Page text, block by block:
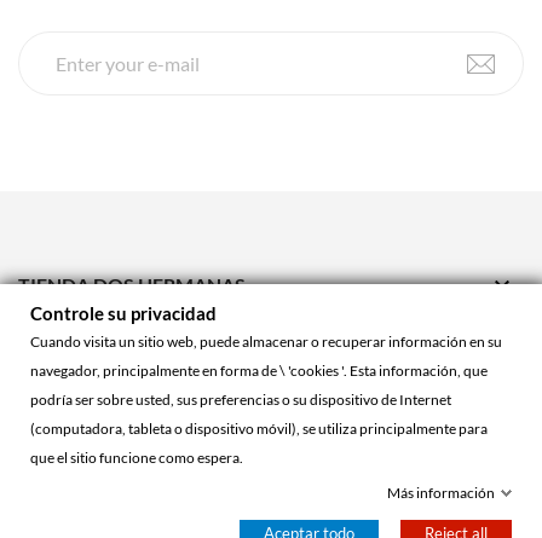
TIENDA DOS HERMANAS 
TIENDA ONLINE 
ACCOUNT
Controle su privacidad
Cuando visita un sitio web, puede almacenar o recuperar información en su
navegador, principalmente en forma de \ 'cookies '. Esta información, que
podría ser sobre usted, sus preferencias o su dispositivo de Internet
(computadora, tableta o dispositivo móvil), se utiliza principalmente para
que el sitio funcione como espera.
Más información
Aceptar todo Reject all